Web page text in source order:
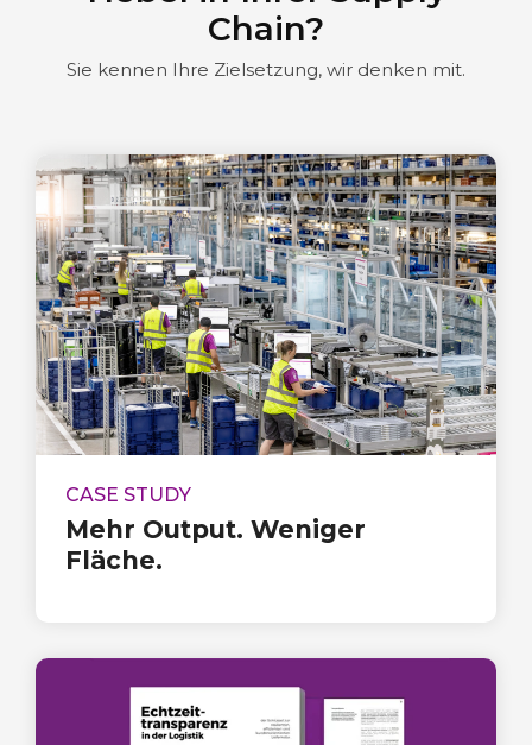
Chain?
Sie kennen Ihre Zielsetzung, wir denken mit.
CASE STUDY
Mehr Output. Weniger
Fläche.